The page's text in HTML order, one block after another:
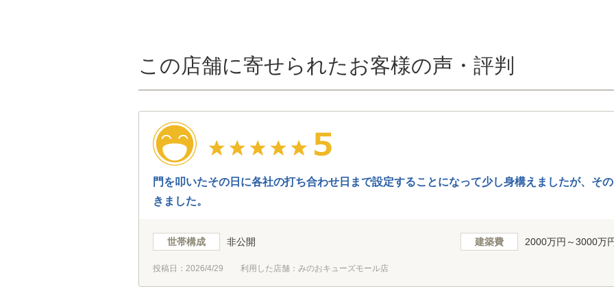
この店舗に寄せられたお客様の声・評判
門を叩いたその日に各社の打ち合わせ日まで設定することになって少し身構えましたが、そ
きました。
世帯構成 非公開 建築費 2000万円～3000万
投稿日： 2026/4/29 利用した店舗：みのおキューズモール店